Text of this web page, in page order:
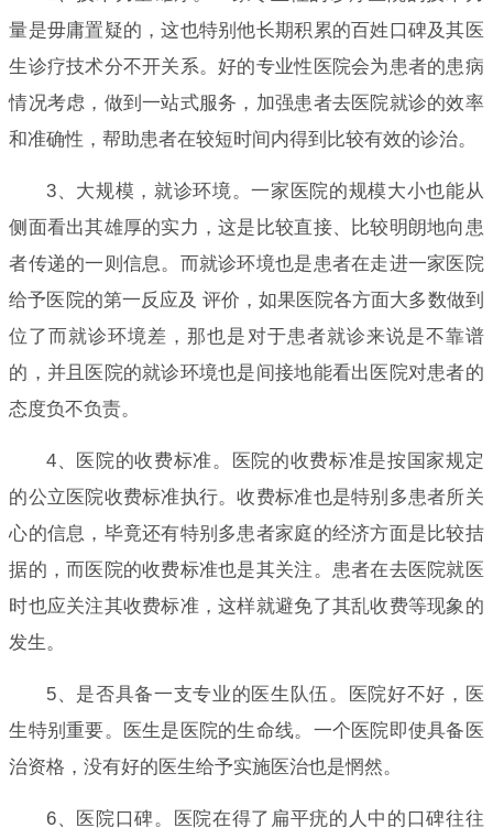
量是毋庸置疑的，这也特别他长期积累的百姓口碑及其医
生诊疗技术分不开关系。好的专业性医院会为患者的患病
情况考虑，做到一站式服务，加强患者去医院就诊的效率
和准确性，帮助患者在较短时间内得到比较有效的诊治。
3、大规模，就诊环境。一家医院的规模大小也能从
侧面看出其雄厚的实力，这是比较直接、比较明朗地向患
者传递的一则信息。而就诊环境也是患者在走进一家医院
给予医院的第一反应及 评价，如果医院各方面大多数做到
位了而就诊环境差，那也是对于患者就诊来说是不靠谱
的，并且医院的就诊环境也是间接地能看出医院对患者的
态度负不负责。
4、医院的收费标准。医院的收费标准是按国家规定
的公立医院收费标准执行。收费标准也是特别多患者所关
心的信息，毕竟还有特别多患者家庭的经济方面是比较拮
据的，而医院的收费标准也是其关注。患者在去医院就医
时也应关注其收费标准，这样就避免了其乱收费等现象的
发生。
5、是否具备一支专业的医生队伍。医院好不好，医
生特别重要。医生是医院的生命线。一个医院即使具备医
治资格，没有好的医生给予实施医治也是惘然。
6、医院口碑。医院在得了扁平疣的人中的口碑往往